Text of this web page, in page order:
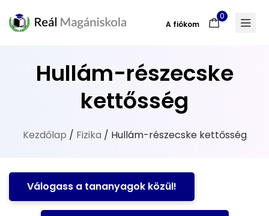
A fiókom
0
Hullám-részecske
kettősség
Kezdőlap / Fizika / Hullám-részecske kettősség
Válogass a tananyagok közül!